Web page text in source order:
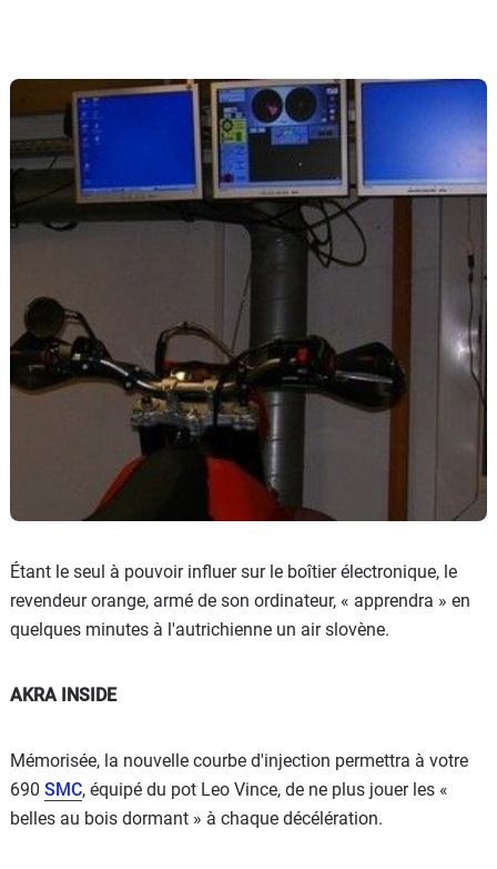
Étant le seul à pouvoir influer sur le boîtier électronique, le
revendeur orange, armé de son ordinateur, « apprendra » en
quelques minutes à l'autrichienne un air slovène.
AKRA INSIDE
Mémorisée, la nouvelle courbe d'injection permettra à votre
690 SMC, équipé du pot Leo Vince, de ne plus jouer les «
belles au bois dormant » à chaque décélération.